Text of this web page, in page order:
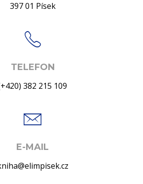
397 01 Písek
TELEFON
382 215 109
E-MAIL